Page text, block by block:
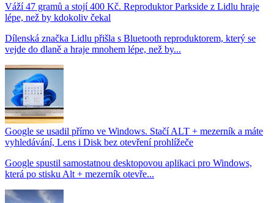
Váží 47 gramů a stojí 400 Kč. Reproduktor Parkside z Lidlu hraje
lépe, než by kdokoliv čekal
Dílenská značka Lidlu přišla s Bluetooth reproduktorem, který se
vejde do dlaně a hraje mnohem lépe, než by...
Google se usadil přímo ve Windows. Stačí ALT + mezerník a máte
vyhledávání, Lens i Disk bez otevření prohlížeče
Google spustil samostatnou desktopovou aplikaci pro Windows,
která po stisku Alt + mezerník otevře...